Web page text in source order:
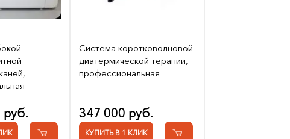
руб.
Система коротковолновой
диатермической терапии,
профессиональная
347 000 руб.
КУПИТЬ В 1 КЛИК